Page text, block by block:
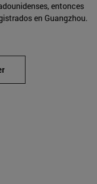
entonces
en Guangzhou.